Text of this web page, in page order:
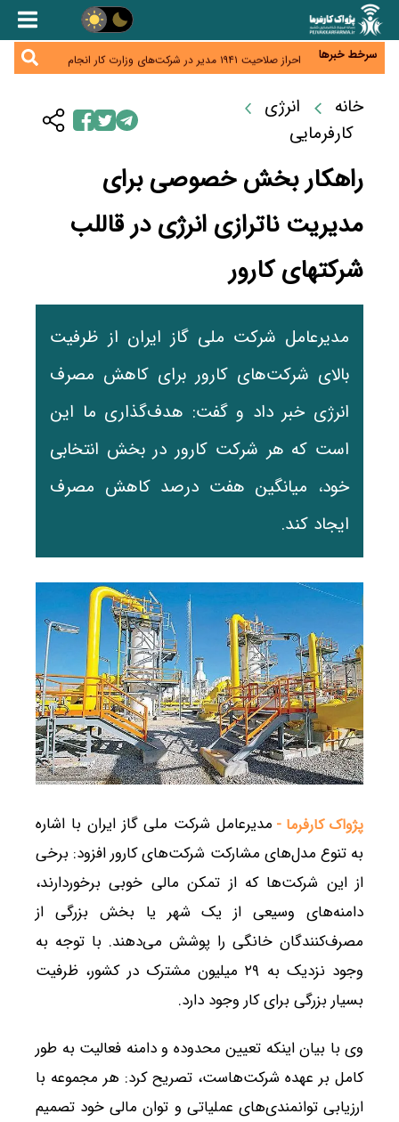
سرخط خبرها
هشدار درباره کاهش عرضه مسکن اجاره‌ای؛ دولت
رسانه تخصصی باید مطالبه‌گری، دقت و استقلال را
احراز صلاحیت ۱۹۴۱ مدیر در شرکت‌های وزارت کار انجام
نشده است؛ شایسته‌سالاری زیر فشار؟
به چه قیمتی؟
موبایل گران می‌شود؟ هزینه واردات ۱۰ برابر شد، ثبت خانه
انرژی
کارفرمایی
راهکار بخش خصوصی برای
مدیریت ناترازی انرژی در قاللب
شرکتهای کارور
مدیرعامل شرکت ملی گاز ایران از ظرفیت
بالای شرکت‌های کارور برای کاهش مصرف
انرژی خبر داد و گفت: هدف‌گذاری ما این
است که هر شرکت کارور در بخش انتخابی
خود، میانگین هفت درصد کاهش مصرف
ایجاد کند.
پژواک کارفرما - مدیرعامل شرکت ملی گاز ایران با اشاره
به تنوع مدل‌های مشارکت شرکت‌های کارور افزود: برخی
از این شرکت‌ها که از تمکن مالی خوبی برخوردارند،
دامنه‌های وسیعی از یک شهر یا بخش بزرگی از
مصرف‌کنندگان خانگی را پوشش می‌دهند. با توجه به
وجود نزدیک به ۲۹ میلیون مشترک در کشور، ظرفیت
بسیار بزرگی برای کار وجود دارد.
وی با بیان اینکه تعیین محدوده و دامنه فعالیت به طور
کامل بر عهده شرکت‌هاست، تصریح کرد: هر مجموعه با
ارزیابی توانمندی‌های عملیاتی و توان مالی خود تصمیم